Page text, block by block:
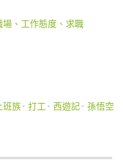
場、工作態度、求職
班族 打工 西遊記 孫悟空